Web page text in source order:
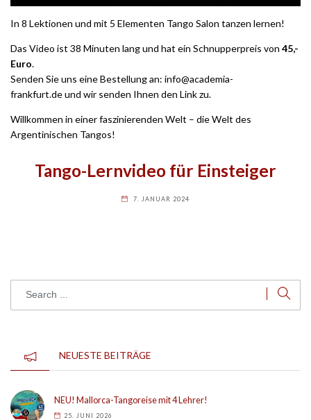
In 8 Lektionen und mit 5 Elementen Tango Salon tanzen lernen!
Das Video ist 38 Minuten lang und hat ein Schnupperpreis von 45,-
Euro.
Senden Sie uns eine Bestellung an: info@academia-
frankfurt.deund wir senden Ihnen den Link zu.
Willkommen in einer faszinierenden Welt – die Welt des
Argentinischen Tangos!
Tango-Lernvideo für Einsteiger
7. JANUAR 2024
NEUESTE BEITRÄGE
NEU! Mallorca-Tangoreise mit 4 Lehrer!
25. JUNI 2026